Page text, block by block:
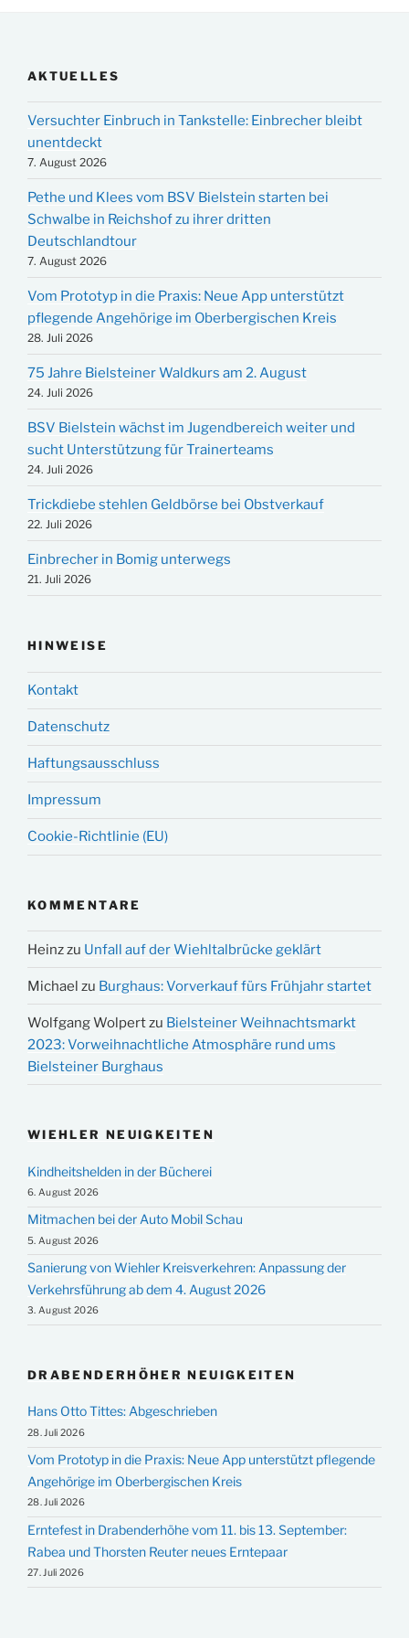
AKTUELLES
Versuchter Einbruch in Tankstelle: Einbrecher bleibt
unentdeckt
7. August 2026
Pethe und Klees vom BSV Bielstein starten bei
Schwalbe in Reichshof zu ihrer dritten
Deutschlandtour
7. August 2026
Vom Prototyp in die Praxis: Neue App unterstützt
pflegende Angehörige im Oberbergischen Kreis
28. Juli 2026
75 Jahre Bielsteiner Waldkurs am 2. August
24. Juli 2026
BSV Bielstein wächst im Jugendbereich weiter und
sucht Unterstützung für Trainerteams
24. Juli 2026
Trickdiebe stehlen Geldbörse bei Obstverkauf
22. Juli 2026
Einbrecher in Bomig unterwegs
21. Juli 2026
HINWEISE
Kontakt
Datenschutz
Haftungsausschluss
Impressum
Cookie-Richtlinie (EU)
KOMMENTARE
Heinzzu Unfall auf der Wiehltalbrücke geklärt
Michael zu Burghaus: Vorverkauf fürs Frühjahr startet
Wolfgang Wolpertzu Bielsteiner Weihnachtsmarkt
2023: Vorweihnachtliche Atmosphäre rund ums
Bielsteiner Burghaus
WIEHLER NEUIGKEITEN
Kindheitshelden in der Bücherei
6. August 2026
Mitmachen bei der Auto Mobil Schau
5. August 2026
Sanierung von Wiehler Kreisverkehren: Anpassung der
Verkehrsführung ab dem 4. August 2026
3. August 2026
DRABENDERHÖHER NEUIGKEITEN
Hans Otto Tittes: Abgeschrieben
28. Juli 2026
Vom Prototyp in die Praxis: Neue App unterstützt pflegende
Angehörige im Oberbergischen Kreis
28. Juli 2026
Erntefest in Drabenderhöhe vom 11. bis 13. September:
Rabea und Thorsten Reuter neues Erntepaar
27. Juli 2026